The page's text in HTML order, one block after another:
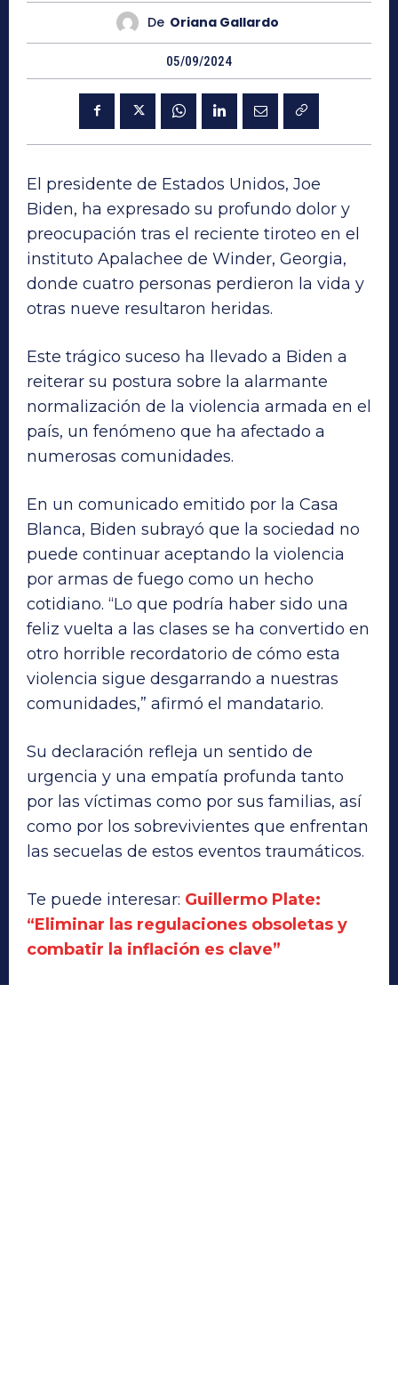
De Oriana Gallardo
05/09/2024
El presidente de Estados Unidos, Joe
Biden, ha expresado su profundo dolor y
preocupación tras el reciente tiroteo en el
instituto Apalachee de Winder, Georgia,
donde cuatro personas perdieron la vida y
otras nueve resultaron heridas.
Este trágico suceso ha llevado a Biden a
reiterar su postura sobre la alarmante
normalización de la violencia armada en el
país, un fenómeno que ha afectado a
numerosas comunidades.
En un comunicado emitido por la Casa
Blanca, Biden subrayó que la sociedad no
puede continuar aceptando la violencia
por armas de fuego como un hecho
cotidiano. “Lo que podría haber sido una
feliz vuelta a las clases se ha convertido en
otro horrible recordatorio de cómo esta
violencia sigue desgarrando a nuestras
comunidades,” afirmó el mandatario.
Su declaración refleja un sentido de
urgencia y una empatía profunda tanto
por las víctimas como por sus familias, así
como por los sobrevivientes que enfrentan
las secuelas de estos eventos traumáticos.
Te puede interesar: Guillermo Plate:
“Eliminar las regulaciones obsoletas y
combatir la inflación es clave”